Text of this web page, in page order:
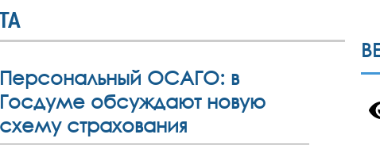
Персональный ОСАГО: в
Госдуме обсуждают новую
схему страхования